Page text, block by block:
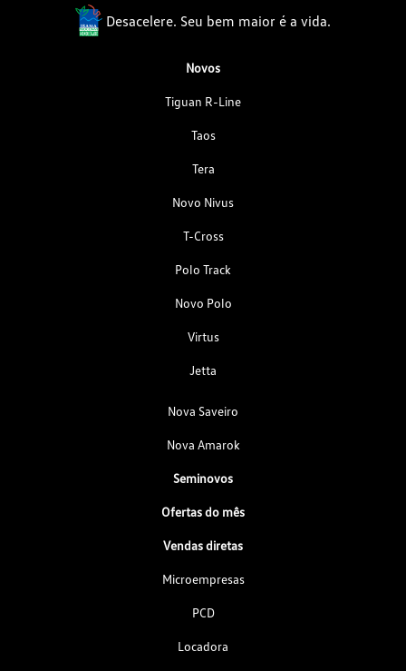
Desacelere. Seu bem maior é a vida.
Novos
Tiguan R-Line
Taos
Tera
Novo Nivus
T-Cross
Polo Track
Novo Polo
Virtus
Jetta
Nova Saveiro
Nova Amarok
Seminovos
Ofertas do mês
Vendas diretas
Microempresas
PCD
Locadora